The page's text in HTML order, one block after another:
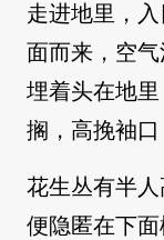
走进地里，
面而来，空
埋着头在地
搁，高挽袖口
花生丛有半
便隐匿在下面